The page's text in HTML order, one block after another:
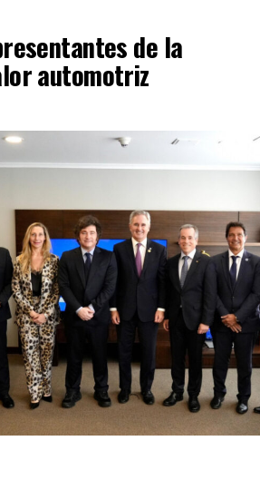
de la
automotriz